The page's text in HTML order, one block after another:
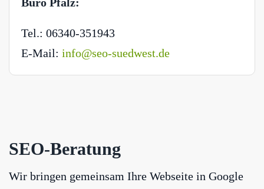
Tel.: 06340-351943
E-Mail: info@seo-suedwest.de
SEO-Beratung
Wir bringen gemeinsam Ihre Webseite in Google